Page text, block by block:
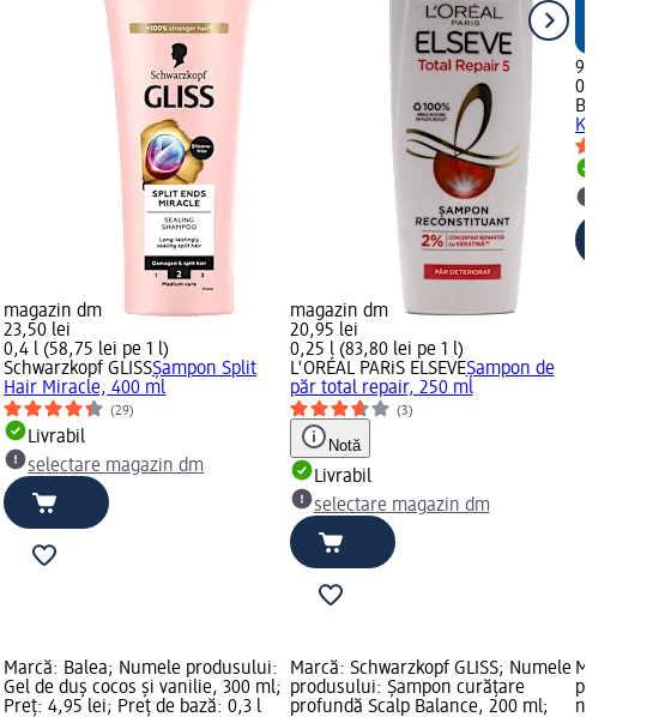
magazin dm
23,50 lei
0,4 l (58,75 lei pe 1 l)
Schwarzkopf GLISSȘampon Split
Hair Miracle, 400 ml
(29)
Livrabil
selectare magazin dm
magazin dm
20,95 lei
0,25 l (83,80 lei pe 1 l)
L'ORÉAL PARiS ELSEVEŞampon de
păr total repair, 250 ml
(3)
Notă
Livrabil
selectare magazin dm
9,95 lei
0,25 l
Balea
Keratin
Marcă: Balea; Numele produsului:
Gel de duș cocos și vanilie, 300 ml;
Preț: 4,95 lei; Preț de bază: 0,3 l
Marcă: Schwarzkopf GLISS; Numele
produsului: Șampon curățare
profundă Scalp Balance, 200 ml;
Marcă:
produsului:
nutritivă,